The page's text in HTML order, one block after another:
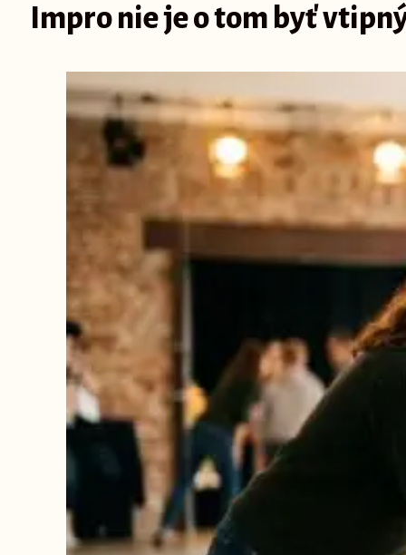
Impro nie je o tom byť